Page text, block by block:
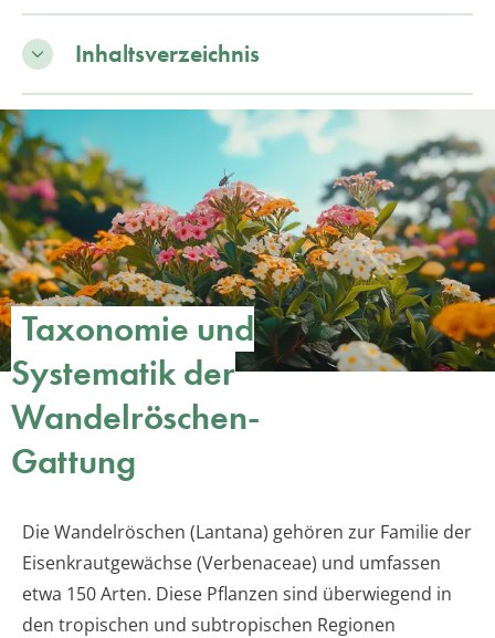
Inhaltsverzeichnis
Taxonomie und
Systematik der
Wandelröschen-
Gattung
Die Wandelröschen (Lantana) gehören zur Familie der
Eisenkrautgewächse (Verbenaceae) und umfassen
etwa 150 Arten. Diese Pflanzen sind überwiegend in
den tropischen und subtropischen Regionen